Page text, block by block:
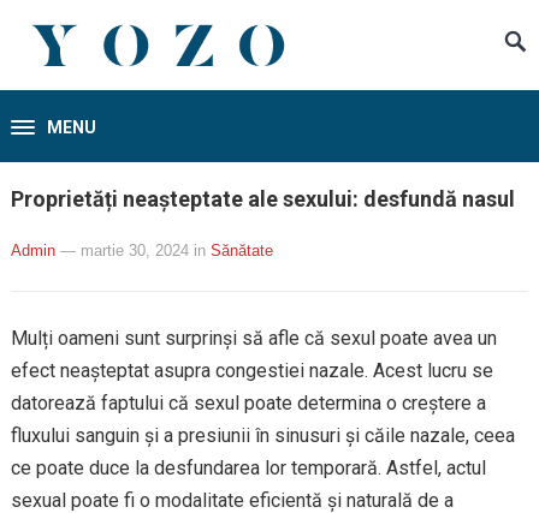
MENU
Proprietăți neașteptate ale sexului: desfundă nasul
Admin — martie 30, 2024 in Sănătate
Mulți oameni sunt surprinși să afle că sexul poate avea un
efect neașteptat asupra congestiei nazale. Acest lucru se
datorează faptului că sexul poate determina o creștere a
fluxului sanguin și a presiunii în sinusuri și căile nazale, ceea
ce poate duce la desfundarea lor temporară. Astfel, actul
sexual poate fi o modalitate eficientă și naturală de a